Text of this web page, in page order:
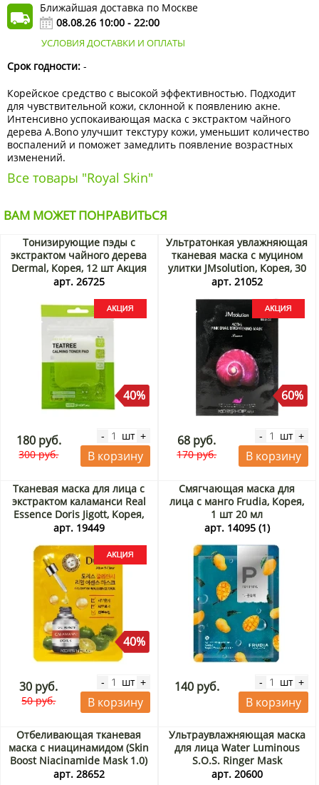
Ближайшая доставка по Москве
08.08.26 10:00 - 22:00
УСЛОВИЯ ДОСТАВКИ И ОПЛАТЫ
Срок годности: -
Корейское средство с высокой эффективностью. Подходит
для чувствительной кожи, склонной к появлению акне.
Интенсивно успокаивающая маска с экстрактом чайного
дерева A.Bono улучшит текстуру кожи, уменьшит количество
воспалений и поможет замедлить появление возрастных
изменений.
Все товары "Royal Skin"
ВАМ МОЖЕТ ПОНРАВИТЬСЯ
Тонизирующие пэды с
экстрактом чайного дерева
Dermal, Корея, 12 шт Акция
арт. 26725
40%
180 руб.
300 руб.
- шт +
В корзину
Ультратонкая увлажняющая
тканевая маска с муцином
улитки JMsolution, Корея, 30
мл Акция
арт. 21052
60%
68 руб.
170 руб.
- шт +
В корзину
Тканевая маска для лица с
экстрактом каламанси Real
Essence Doris Jigott, Корея,
23 мл Акция
арт. 19449
40%
30 руб.
50 руб.
- шт +
В корзину
Смягчающая маска для
лица с манго Frudia, Корея,
1 шт 20 мл
арт. 14095 (1)
140 руб. - шт +
В корзину
Отбеливающая тканевая
маска с ниацинамидом (Skin
Boost Niacinamide Mask 1.0)
JMsolution, Корея, 30 мл
арт. 28652
Ультраувлажняющая маска
для лица Water Luminous
S.O.S. Ringer Mask
JMsolution, Корея, 30 мл
арт. 20600